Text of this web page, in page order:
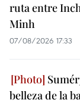
ruta entre
Minh
07/08/2026 17:33
belleza de la